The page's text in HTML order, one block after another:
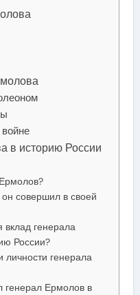
в историю России
совершил в своей
вклад генерала
России?
личности генерала
генерал Ермолов в